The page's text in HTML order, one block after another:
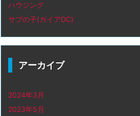
ハウジング
サブの子(ガイアDC)
アーカイブ
2024年3月
2023年5月